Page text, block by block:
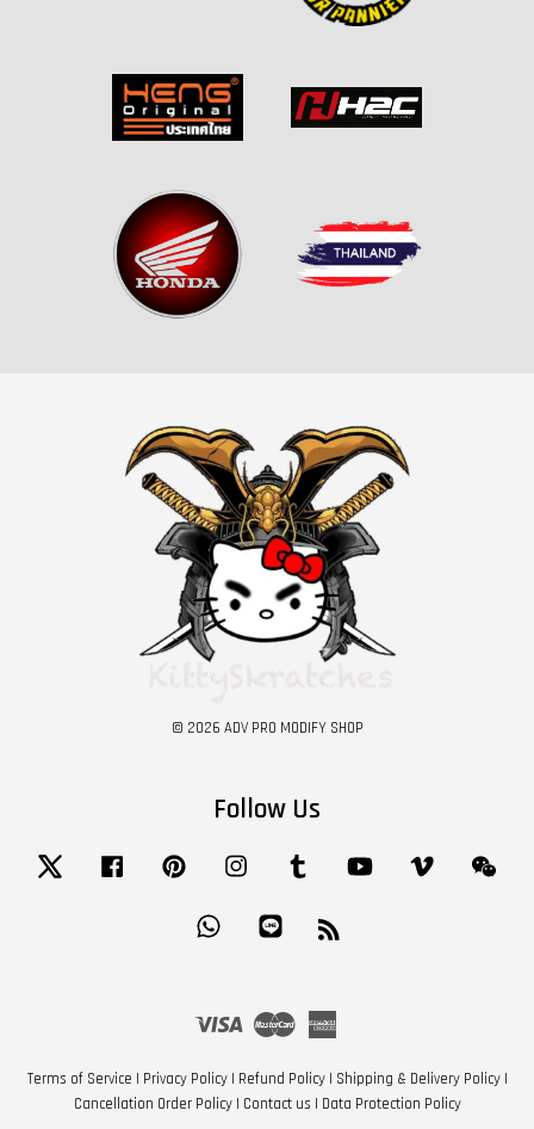
© 2026 ADV PRO MODIFY SHOP
Follow Us
Twitter Facebook Pinterest Instagram Tumblr YouTube Vimeo
Whatsapp
Visa Master
Terms of Service | Privacy Policy| Refund Policy| Shipping & Delivery Policy|
Cancellation Order Policy| Contact us | Data Protection Policy